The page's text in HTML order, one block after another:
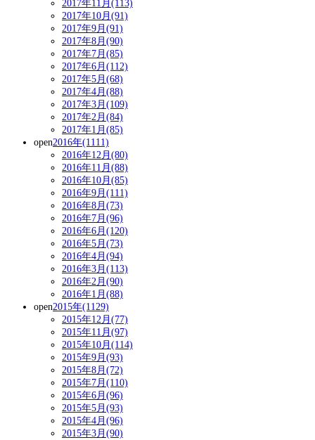
2017年11月(113)
2017年10月(91)
2017年9月(91)
2017年8月(90)
2017年7月(85)
2017年6月(112)
2017年5月(68)
2017年4月(88)
2017年3月(109)
2017年2月(84)
2017年1月(85)
open2016年(1111)
2016年12月(80)
2016年11月(88)
2016年10月(85)
2016年9月(111)
2016年8月(73)
2016年7月(96)
2016年6月(120)
2016年5月(73)
2016年4月(94)
2016年3月(113)
2016年2月(90)
2016年1月(88)
open2015年(1129)
2015年12月(77)
2015年11月(97)
2015年10月(114)
2015年9月(93)
2015年8月(72)
2015年7月(110)
2015年6月(96)
2015年5月(93)
2015年4月(96)
2015年3月(90)